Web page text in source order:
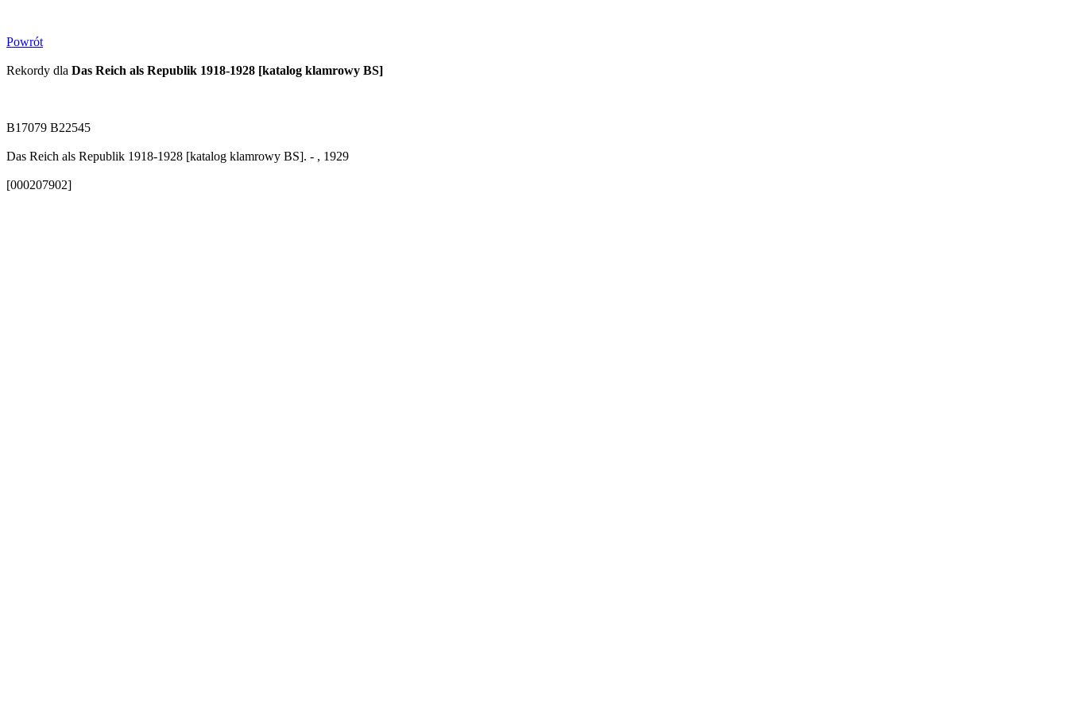
Powrót
Rekordy dla Das Reich als Republik 1918-1928 [katalog klamrowy BS]
B17079 B22545
Das Reich als Republik 1918-1928 [katalog klamrowy BS]. - , 1929
[000207902]